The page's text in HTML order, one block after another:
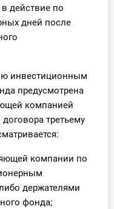
действие по
дней после
инвестиционным
предусмотрена
компанией
третьему
компании по
держателями
фонда;